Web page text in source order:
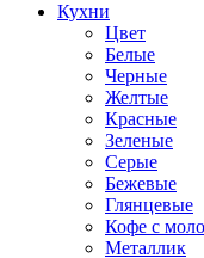
Кухни
Цвет
Белые
Черные
Желтые
Красные
Зеленые
Серые
Бежевые
Глянцевые
Кофе с
Металлик